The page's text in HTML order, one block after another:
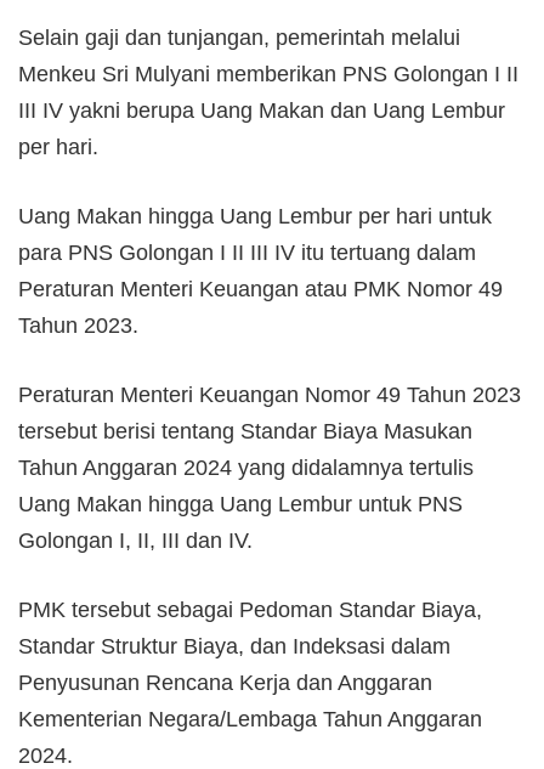
Selain gaji dan tunjangan, pemerintah melalui
Menkeu Sri Mulyani memberikan PNS Golongan I II
III IV yakni berupa Uang Makan dan Uang Lembur
per hari.
Uang Makan hingga Uang Lembur per hari untuk
para PNS Golongan I II III IV itu tertuang dalam
Peraturan Menteri Keuangan atau PMK Nomor 49
Tahun 2023.
Peraturan Menteri Keuangan Nomor 49 Tahun 2023
tersebut berisi tentang Standar Biaya Masukan
Tahun Anggaran 2024 yang didalamnya tertulis
Uang Makan hingga Uang Lembur untuk PNS
Golongan I, II, III dan IV.
PMK tersebut sebagai Pedoman Standar Biaya,
Standar Struktur Biaya, dan Indeksasi dalam
Penyusunan Rencana Kerja dan Anggaran
Kementerian Negara/Lembaga Tahun Anggaran
2024.